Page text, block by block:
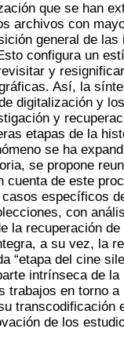
que se han
archivos con
general de las
configura un
y
Así, la
digitalización y
y
etapas de la
se ha
se propone
cuenta de este
específicos
con
la recuperación
a su vez, la
“etapa del cine
intrínseca de
trabajos en torno
transcodificación
de los